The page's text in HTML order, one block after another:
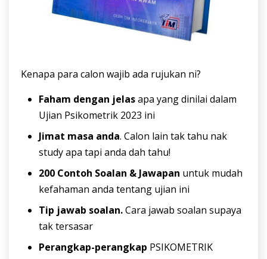
Kenapa para calon wajib ada rujukan ni?
Faham dengan jelasapa yang dinilai dalam
Ujian Psikometrik 2023 ini
Jimat masa anda. Calon lain tak tahu nak
study apa tapi anda dah tahu!
200 Contoh Soalan & Jawapan untuk mudah
kefahaman anda tentang ujian ini
Tip jawab soalan.Cara jawab soalan supaya
tak tersasar
Perangkap-perangkap PSIKOMETRIK